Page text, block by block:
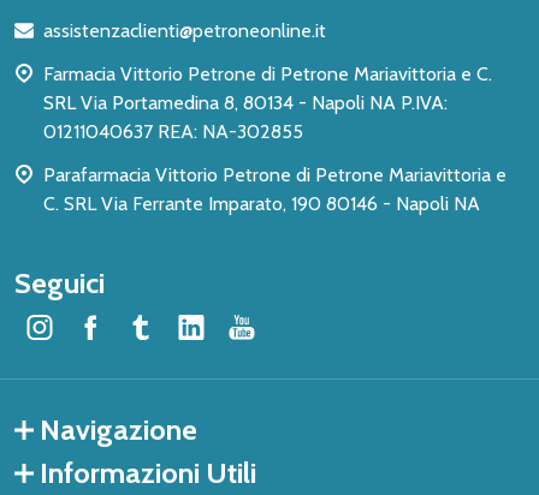
pagina
assistenzaclienti@petroneonline.it
Farmacia Vittorio Petrone di Petrone Mariavittoria e C.
SRL Via Portamedina 8, 80134 - Napoli NA P.IVA:
01211040637 REA: NA-302855
Parafarmacia Vittorio Petrone di Petrone Mariavittoria e
C. SRL Via Ferrante Imparato, 190 80146 - Napoli NA
Seguici
Navigazione
Informazioni Utili